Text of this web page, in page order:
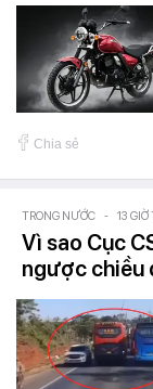
Chia sẻ
TRONG NƯỚC - 13 GIỜ
Vì sao Cục
ngược chiều